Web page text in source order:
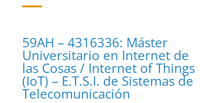
59AH – 4316336: Máster
Universitario en Internet de
las Cosas / Internet of Things
(IoT) – E.T.S.I. de Sistemas de
Telecomunicación